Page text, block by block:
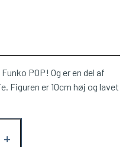
POP! Og er en del af
Figuren er 10cm høj og lavet
+